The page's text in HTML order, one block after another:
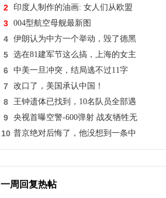
2 印度人制作的油画: 女人们从欧盟
3 004型航空母舰最新图
4 伊朗认为中方一个举动，毁了德黑
5 选在81建军节这么搞，上海的女主
6 中美一旦冲突，结局逃不过11字
7 改口了，美国承认中国！
8 王钟遗体已找到，10名队员全部遇
9 央视首曝空警-600弹射 战友牺牲无
10 普京绝对后悔了，他没想到一条中
一周回复热帖